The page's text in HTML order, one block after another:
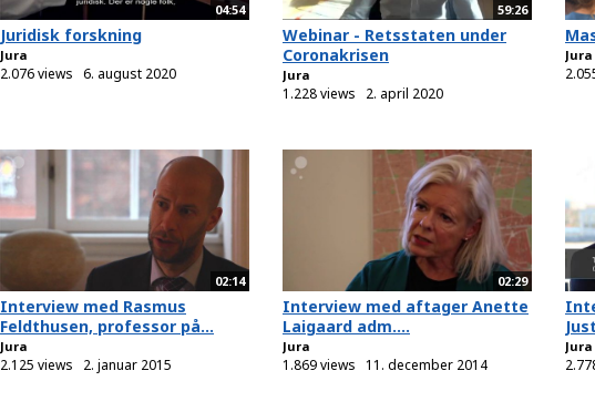
04:54
Juridisk forskning
Jura
2.076 views 6. august 2020
59:26
Webinar - Retsstaten under
Coronakrisen
Jura
1.228 views 2. april 2020
Jura
02:14
Interview med Rasmus
Feldthusen, professor på...
Jura
2.125 views 2. januar 2015
02:29
Interview med aftager Anette
Laigaard adm....
Jura
1.869 views 11. december 2014
Jura